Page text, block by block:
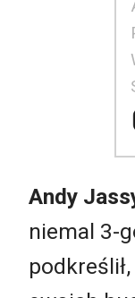
Andy
niemal 3-